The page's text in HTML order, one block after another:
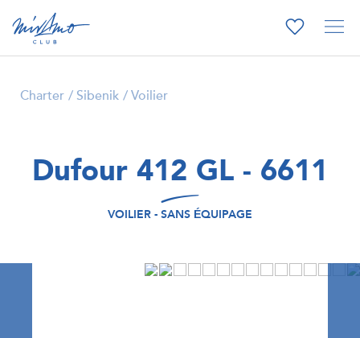
Charter Sibenik Voilier
Dufour 412 GL - 6611
VOILIER - SANS ÉQUIPAGE